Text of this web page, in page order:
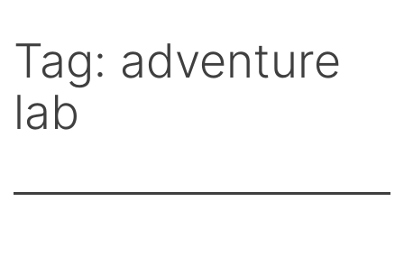
Tag: adventure
lab